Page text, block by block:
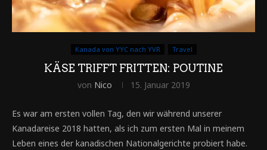
Kanada von YYC nach YVR Travel
KÄSE TRIFFT FRITTEN: POUTINE
von Nico 15. Januar 2019
Es war am ersten vollen Tag, den wir während unserer
Kanadareise 2018 hatten, als ich zum ersten Mal in meinem
Leben eines der kanadischen Nationalgerichte probiert habe.